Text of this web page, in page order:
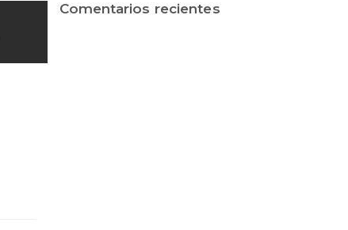
Comentarios recientes